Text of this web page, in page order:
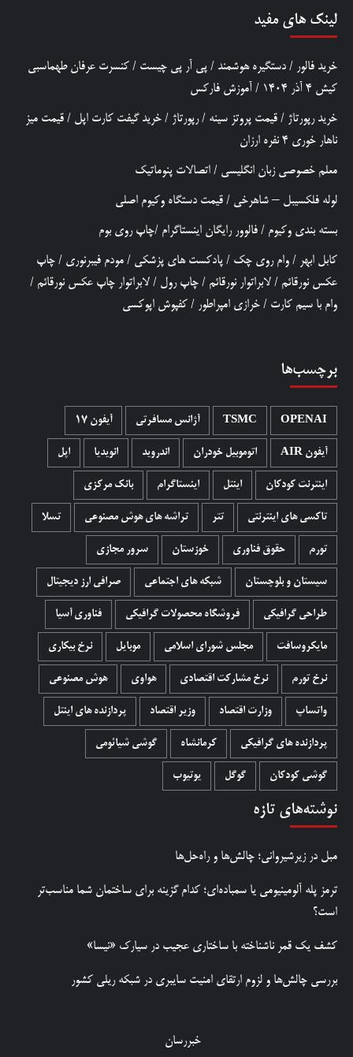
لینک های مفید
خرید فالور / دستگیره هوشمند / پی آر پی چیست / کنسرت عرفان طهماسبی
کیش 4 آذر 1404
/ آموزش فارکس
خرید رپورتاژ / قیمت پروتز سینه /رپورتاژ / خرید گیفت کارت اپل / قیمت میز
ناهار خوری 4 نفره ارزان
معلم خصوصی زبان انگلیسی / اتصالات پنوماتیک
لوله فلکسیبل – شاهرخی / قیمت دستگاه وکیوم اصلی
بسته بندی وکیوم / فالوور رایگان اینستاگرام /چاپ روی بوم
کابل ابهر / وام روی چک / پادکست های پزشکی / مودم فیبرنوری / چاپ
عکس نورقائم / لابراتوار نورقائم / چاپ رول / لابراتوار چاپ عکس نورقائم /
وام با سیم کارت / خرازی امپراطور / کفپوش اپوکسی
برچسب‌ها
OPENAI
TSMC آژانس مسافرتی آیفون 17
آیفون AIR اتوموبیل خودران اندروید انویدیا اپل
اینترنت کودکان اینتل اینستاگرام بانک مرکزی
تاکسی های اینترنتی تتر تراشه های هوش مصنوعی تسلا
تورم حقوق فناوری خوزستان سرور مجازی
سیستان و بلوچستان شبکه های اجتماعی صرافی ارز دیجیتال
طراحی گرافیکی فروشگاه محصولات گرافيکی فناوری آسیا
مایکروسافت مجلس شورای اسلامی موبایل نرخ بیکاری
نرخ تورم نرخ مشارکت اقتصادی هواوی هوش مصنوعی
واتساپ وزارت اقتصاد وزیر اقتصاد پردازنده های اینتل
پردازنده های گرافیکی کرمانشاه گوشی شیائومی
گوشی کودکان گوگل یوتیوب
نوشته‌های تازه
مبل در زیرشیروانی؛ چالش‌ها و راه‌حل‌ها
ترمز پله آلومینیومی یا سمباده‌ای؛ کدام گزینه برای ساختمان شما مناسب‌تر
است؟
کشف یک قمر ناشناخته با ساختاری عجیب در سیارک «نیسا»
بررسی چالش‌ها و لزوم ارتقای امنیت سایبری در شبکه ریلی کشور
خبررسان